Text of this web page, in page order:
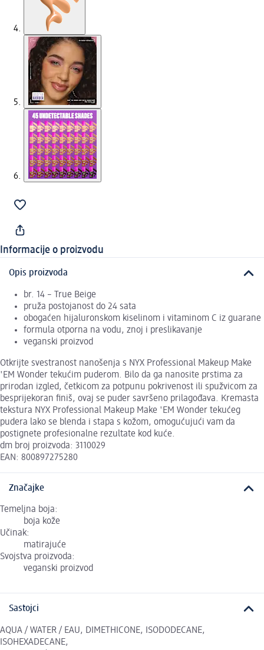
Informacije o proizvodu
Opis proizvoda
br. 14 – True Beige
pruža postojanost do 24 sata
obogaćen hijaluronskom kiselinom i vitaminom C iz guarane
formula otporna na vodu, znoj i preslikavanje
veganski proizvod
Otkrijte svestranost nanošenja s NYX Professional Makeup Make
'EM Wonder tekućim puderom. Bilo da ga nanosite prstima za
prirodan izgled, četkicom za potpunu pokrivenost ili spužvicom za
besprijekoran finiš, ovaj se puder savršeno prilagođava. Kremasta
tekstura NYX Professional Makeup Make 'EM Wonder tekućeg
pudera lako se blenda i stapa s kožom, omogućujući vam da
postignete profesionalne rezultate kod kuće.
dm broj proizvoda: 3110029
EAN: 800897275280
Značajke
Temeljna boja:
boja kože
Učinak:
matirajuće
Svojstva proizvoda:
veganski proizvod
Sastojci
AQUA / WATER / EAU, DIMETHICONE, ISODODECANE,
ISOHEXADECANE,